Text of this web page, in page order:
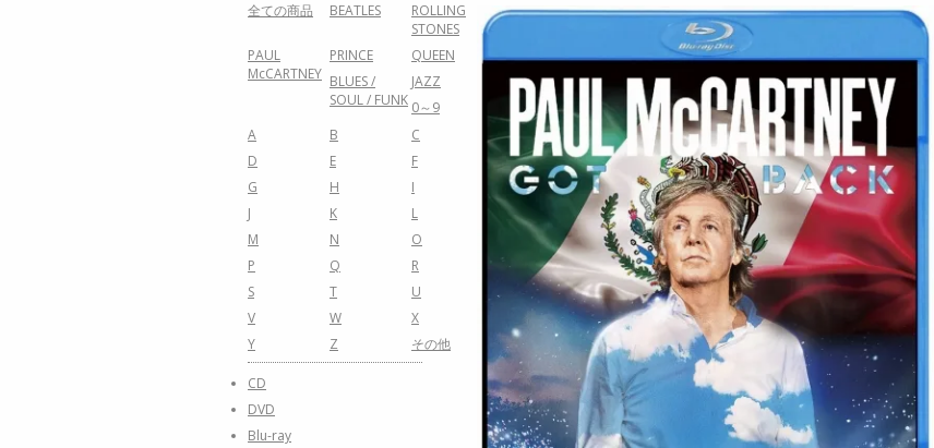
全ての商品 BEATLES
ROLLING
STONES
PAUL
McCARTNEY
PRINCE
QUEEN
BLUES /
SOUL / FUNK
JAZZ
0～9
A
B
C
D
E
F
G
H
I
J
K
L
M
N
O
P
Q
R
S
T
U
V
W
X
Y
Z その他
CD
DVD
Blu-ray